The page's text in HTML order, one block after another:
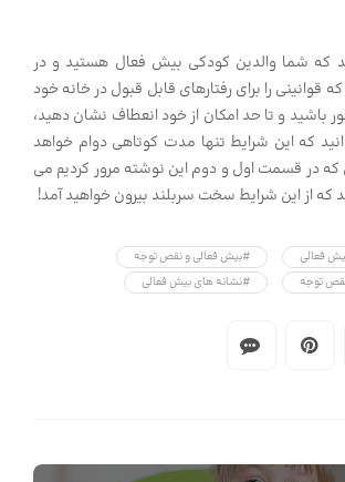
که شما والدین کودکی بیش فعال هستید و در
قوانینی را برای رفتارهای قابل قبول در خانه خود
باشید و تا حد امکان از خود انعطاف نشان دهید،
که این شرایط تنها مدت کوتاهی دوام خواهد
که در قسمت اول و دوم این نوشته مرور کردیم می
که از این شرایط سخت سربلند بیرون خواهید آمد!
فعالی
#بیش فعالی و نقص توجه
توجه
#نشانه های بیش فعالی